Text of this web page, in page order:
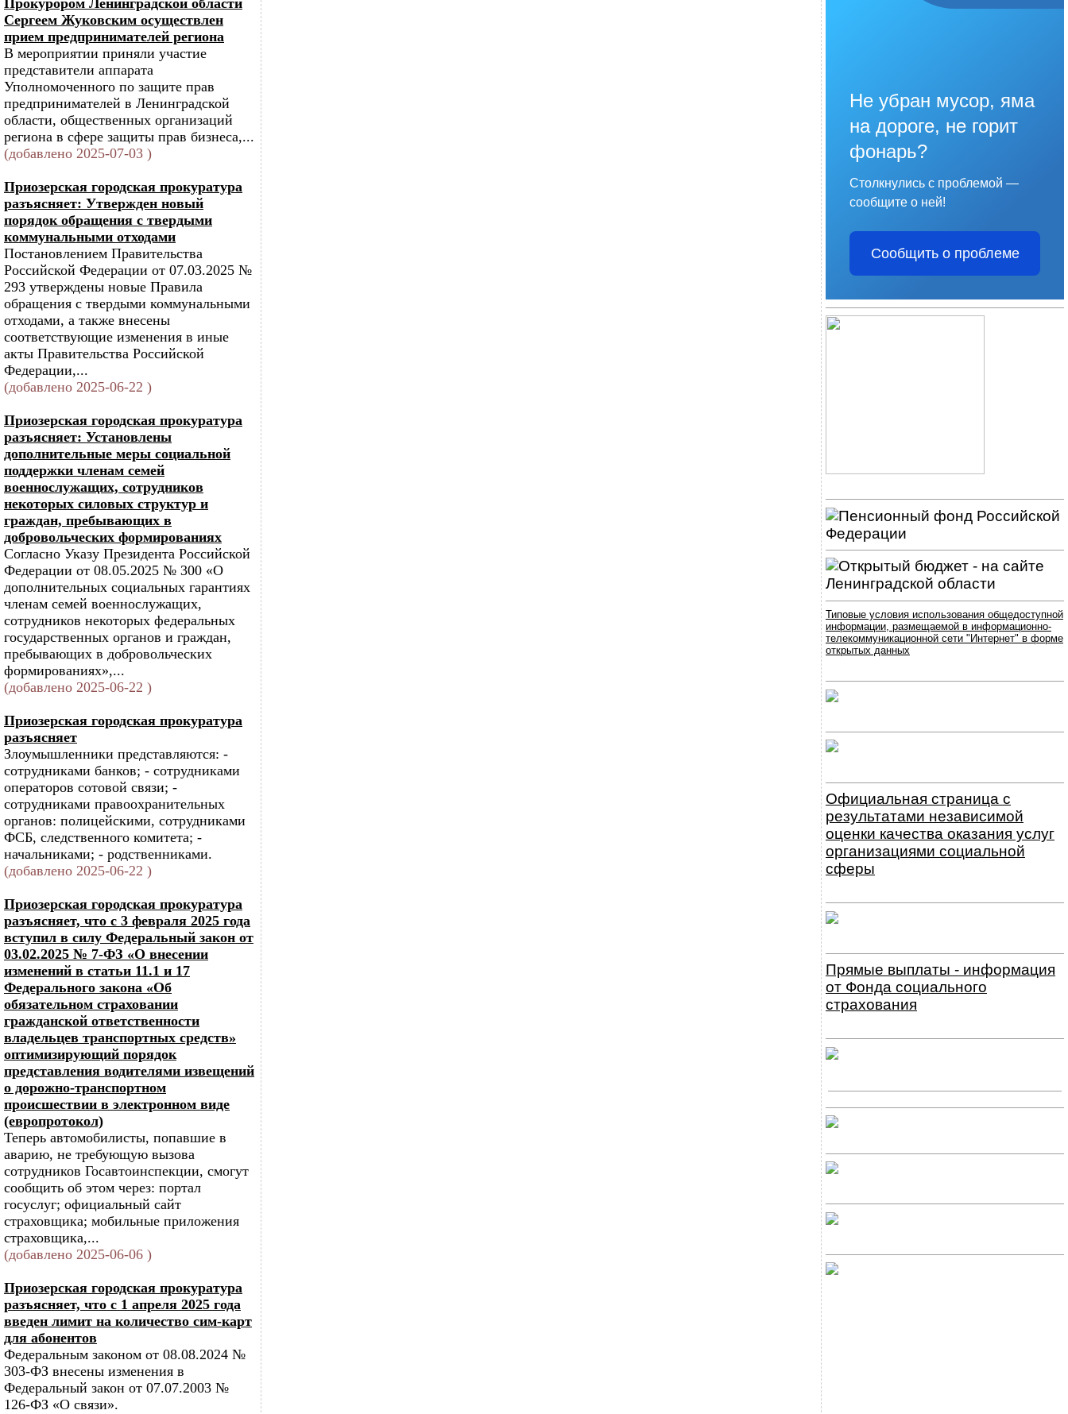
Прокурором Ленинградской области
Сергеем Жуковским осуществлен
прием предпринимателей региона
В мероприятии приняли участие
представители аппарата
Уполномоченного по защите прав
предпринимателей в Ленинградской
области, общественных организаций
региона в сфере защиты прав бизнеса,...
(добавлено 2025-07-03 )
Приозерская городская прокуратура
разъясняет: Утвержден новый
порядок обращения с твердыми
коммунальными отходами
Постановлением Правительства
Российской Федерации от 07.03.2025 №
293 утверждены новые Правила
обращения с твердыми коммунальными
отходами, а также внесены
соответствующие изменения в иные
акты Правительства Российской
Федерации,...
(добавлено 2025-06-22 )
Приозерская городская прокуратура
разъясняет: Установлены
дополнительные меры социальной
поддержки членам семей
военнослужащих, сотрудников
некоторых силовых структур и
граждан, пребывающих в
добровольческих формированиях
Согласно Указу Президента Российской
Федерации от 08.05.2025 № 300 «О
дополнительных социальных гарантиях
членам семей военнослужащих,
сотрудников некоторых федеральных
государственных органов и граждан,
пребывающих в добровольческих
формированиях»,...
(добавлено 2025-06-22 )
Приозерская городская прокуратура
разъясняет
Злоумышленники представляются: -
сотрудниками банков; - сотрудниками
операторов сотовой связи; -
сотрудниками правоохранительных
органов: полицейскими, сотрудниками
ФСБ, следственного комитета; -
начальниками; - родственниками.
(добавлено 2025-06-22 )
Приозерская городская прокуратура
разъясняет, что с 3 февраля 2025 года
вступил в силу Федеральный закон от
03.02.2025 № 7-ФЗ «О внесении
изменений в статьи 11.1 и 17
Федерального закона «Об
обязательном страховании
гражданской ответственности
владельцев транспортных средств»
оптимизирующий порядок
представления водителями извещений
о дорожно-транспортном
происшествии в электронном виде
(европротокол)
Теперь автомобилисты, попавшие в
аварию, не требующую вызова
сотрудников Госавтоинспекции, смогут
сообщить об этом через: портал
госуслуг; официальный сайт
страховщика; мобильные приложения
страховщика,...
(добавлено 2025-06-06 )
Приозерская городская прокуратура
разъясняет, что с 1 апреля 2025 года
введен лимит на количество сим-карт
для абонентов
Федеральным законом от 08.08.2024 №
303-ФЗ внесены изменения в
Федеральный закон от 07.07.2003 №
126-ФЗ «О связи».
Не убран мусор, яма
на дороге, не горит
фонарь?
Столкнулись с проблемой —
сообщите о ней!
Сообщить о проблеме
Типовые условия использования общедоступной
информации, размещаемой в информационно-
телекоммуникационной сети "Интернет" в форме
открытых данных
Официальная страница с
результатами независимой
оценки качества оказания услуг
организациями социальной
сферы
Прямые выплаты - информация
от Фонда социального
страхования